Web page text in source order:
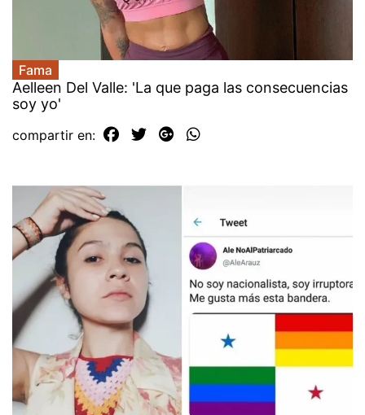
Fama
Aelleen Del Valle: 'La que paga las consecuencias
soy yo'
compartir en: